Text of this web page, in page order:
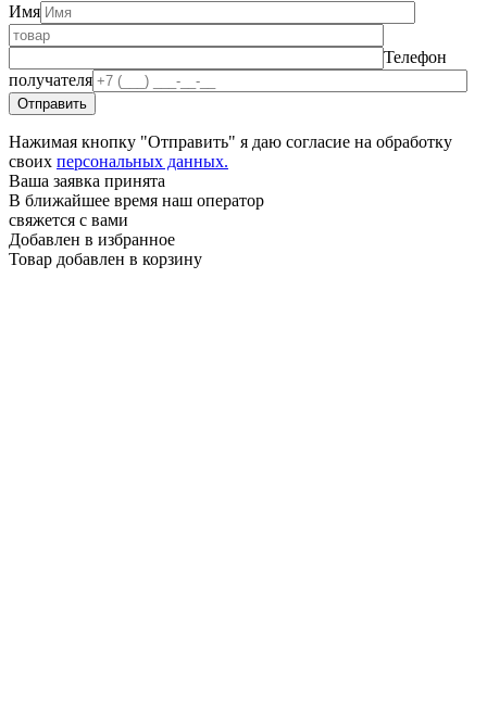
Имя
Телефон
получателя
Нажимая кнопку "Отправить" я даю согласие на обработку
своих персональных данных.
Ваша заявка принята
В ближайшее время наш оператор
свяжется с вами
Добавлен в избранное
Товар добавлен в корзину